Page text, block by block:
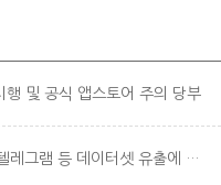
행 및 공식 앱스토어 주의 당부
[긴급]구글, 애플, 페이스북, 텔레그램 등 데이터셋 유출에 따른 구글메일 비밀번호 변경 안내